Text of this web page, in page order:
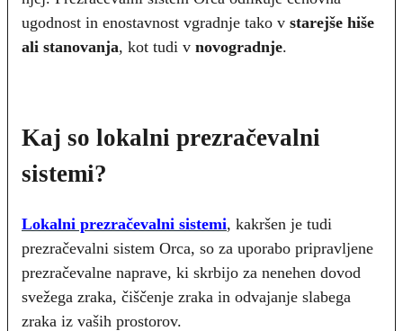
ugodnost in enostavnost vgradnje tako v starejše hiše
ali stanovanja, kot tudi v novogradnje.
Kaj so lokalni prezračevalni
sistemi?
Lokalni prezračevalni sistemi, kakršen je tudi
prezračevalni sistem Orca, so za uporabo pripravljene
prezračevalne naprave, ki skrbijo za nenehen dovod
svežega zraka, čiščenje zraka in odvajanje slabega
zraka iz vaših prostorov.